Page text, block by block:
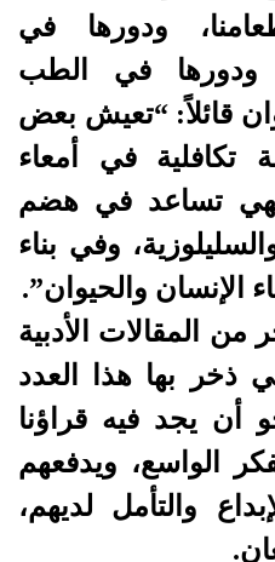
ودورها في
ودورها في الطب
قائلاً: “تعيش بعض
تكافلية في أمعاء
فهي تساعد في هضم
وفي بناء
الإنسان والحيوان”.
المقالات الأدبية
ذخر بها هذا العدد
أن يجد فيه قراؤنا
الواسع، ويدفعهم
والتأمل لديهم،